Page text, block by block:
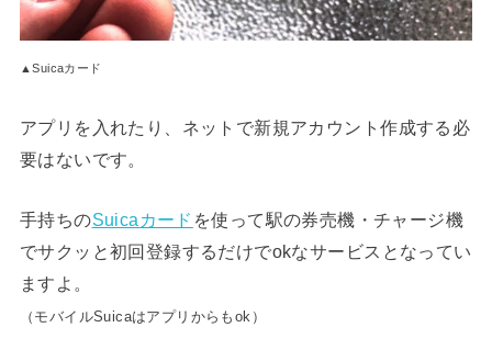
▲Suicaカード
アプリを入れたり、ネットで新規アカウント作成する必
要はないです。
手持ちのSuicaカード を使って駅の券売機・チャージ機
でサクッと初回登録するだけでokなサービスとなってい
ますよ。
（モバイルSuicaはアプリからもok）